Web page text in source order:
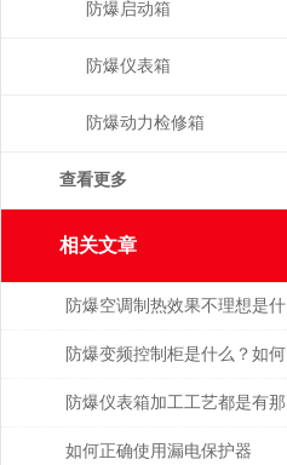
防爆启动箱
防爆仪表箱
防爆动力检修箱
查看更多
相关文章
防爆空调制热效果不理想是什
么原因
防爆变频控制柜是什么？如何
维护与保养呢？
防爆仪表箱加工工艺都是有那
些
如何正确使用漏电保护器